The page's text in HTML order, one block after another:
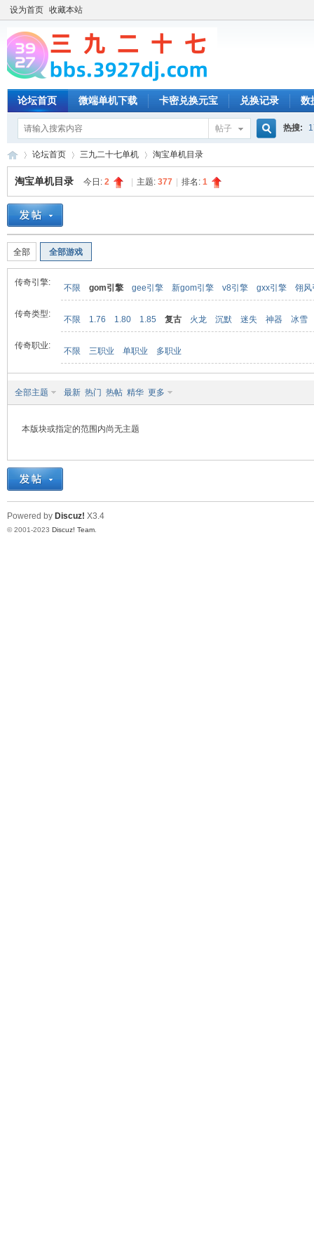
设为首页 收藏本站
论坛首页 微端单机下载 卡密兑换元宝 兑换记录 数
帖子 热搜:
»
论坛首页 三九二十七单机 淘宝单机目录
淘宝单机目录 今日: 2 主题: 377 排名: 1
全部 全部游戏
传奇引擎:
不限 gom引擎 gee引擎 新gom引擎 v8引擎 gxx引擎 翎风
传奇类型:
不限 1.76 1.80 1.85 复古 火龙 沉默 迷失 神器 冰雪
传奇职业:
不限 三职业 单职业 多职业
全部主题 最新 热门 热帖 精华 更多
本版块或指定的范围内尚无主题
Powered by Discuz! X3.4
© 2001-2023 Discuz! Team.